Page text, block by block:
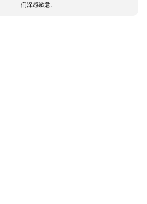
们深感歉意.